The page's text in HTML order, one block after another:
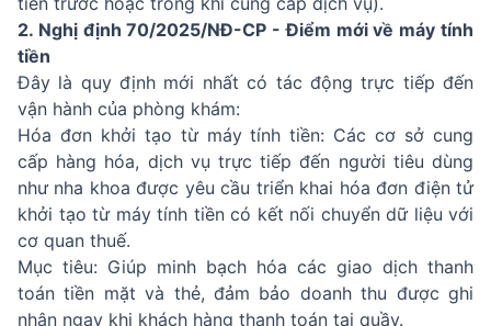
2. Nghị định 70/2025/NĐ-CP - Điểm mới về máy tính
tiền
Đây là quy định mới nhất có tác động trực tiếp đến
vận hành của phòng khám:
Hóa đơn khởi tạo từ máy tính tiền: Các cơ sở cung
cấp hàng hóa, dịch vụ trực tiếp đến người tiêu dùng
như nha khoa được yêu cầu triển khai hóa đơn điện tử
khởi tạo từ máy tính tiền có kết nối chuyển dữ liệu với
cơ quan thuế.
Mục tiêu: Giúp minh bạch hóa các giao dịch thanh
toán tiền mặt và thẻ, đảm bảo doanh thu được ghi
nhận ngay khi khách hàng thanh toán tại quầy.